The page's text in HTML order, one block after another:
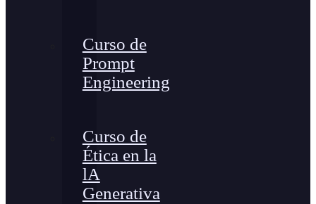
Curso de
Prompt
Engineering
Curso de
Ética en la
lA
Generativa